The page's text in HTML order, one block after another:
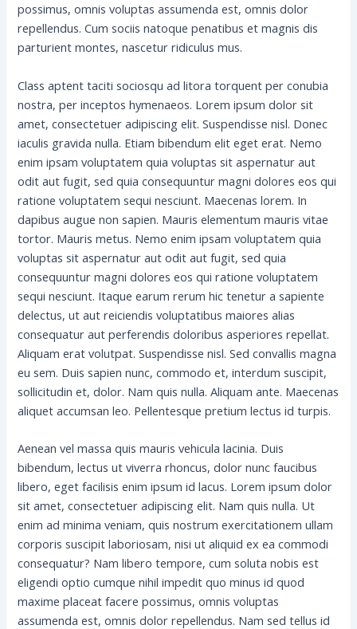
possimus, omnis voluptas assumenda est, omnis dolor
repellendus. Cum sociis natoque penatibus et magnis dis
parturient montes, nascetur ridiculus mus.
Class aptent taciti sociosqu ad litora torquent per conubia
nostra, per inceptos hymenaeos. Lorem ipsum dolor sit
amet, consectetuer adipiscing elit. Suspendisse nisl. Donec
iaculis gravida nulla. Etiam bibendum elit eget erat. Nemo
enim ipsam voluptatem quia voluptas sit aspernatur aut
odit aut fugit, sed quia consequuntur magni dolores eos qui
ratione voluptatem sequi nesciunt. Maecenas lorem. In
dapibus augue non sapien. Mauris elementum mauris vitae
tortor. Mauris metus. Nemo enim ipsam voluptatem quia
voluptas sit aspernatur aut odit aut fugit, sed quia
consequuntur magni dolores eos qui ratione voluptatem
sequi nesciunt. Itaque earum rerum hic tenetur a sapiente
delectus, ut aut reiciendis voluptatibus maiores alias
consequatur aut perferendis doloribus asperiores repellat.
Aliquam erat volutpat. Suspendisse nisl. Sed convallis magna
eu sem. Duis sapien nunc, commodo et, interdum suscipit,
sollicitudin et, dolor. Nam quis nulla. Aliquam ante. Maecenas
aliquet accumsan leo. Pellentesque pretium lectus id turpis.
Aenean vel massa quis mauris vehicula lacinia. Duis
bibendum, lectus ut viverra rhoncus, dolor nunc faucibus
libero, eget facilisis enim ipsum id lacus. Lorem ipsum dolor
sit amet, consectetuer adipiscing elit. Nam quis nulla. Ut
enim ad minima veniam, quis nostrum exercitationem ullam
corporis suscipit laboriosam, nisi ut aliquid ex ea commodi
consequatur? Nam libero tempore, cum soluta nobis est
eligendi optio cumque nihil impedit quo minus id quod
maxime placeat facere possimus, omnis voluptas
assumenda est, omnis dolor repellendus. Nam sed tellus id